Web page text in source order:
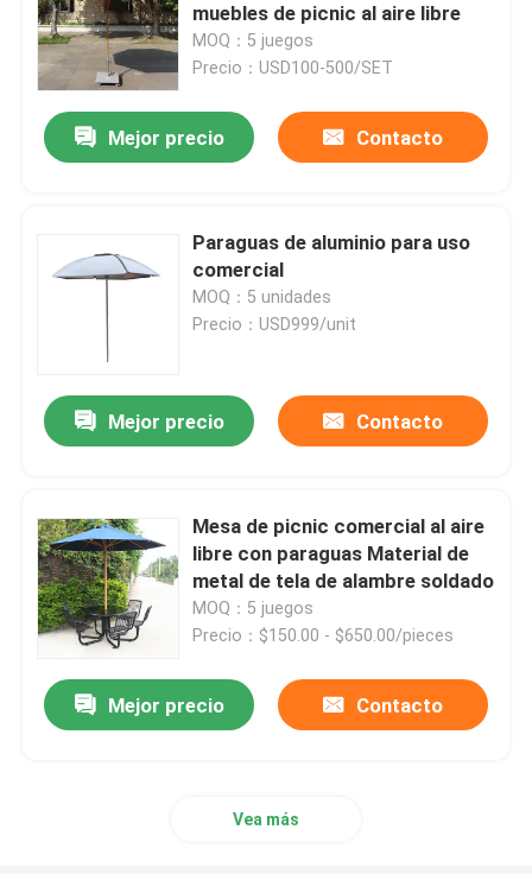
En casa
muebles de picnic al aire libre
MOQ：5 juegos
Precio：USD100-500/SET
Mejor precio Contacto
Paraguas de aluminio para uso
comercial
MOQ：5 unidades
Precio：USD999/unit
Mejor precio Contacto
Mesa de picnic comercial al aire
libre con paraguas Material de
metal de tela de alambre soldado
MOQ：5 juegos
Precio：$150.00 - $650.00/pieces
Mejor precio Contacto
Vea más